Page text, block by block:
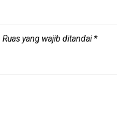
Ruas yang wajib ditandai*